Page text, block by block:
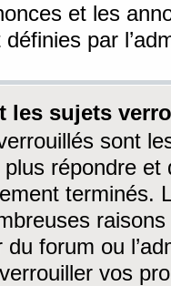
et les
par
les sujets
sont
répondre
terminés.
du forum ou
vos